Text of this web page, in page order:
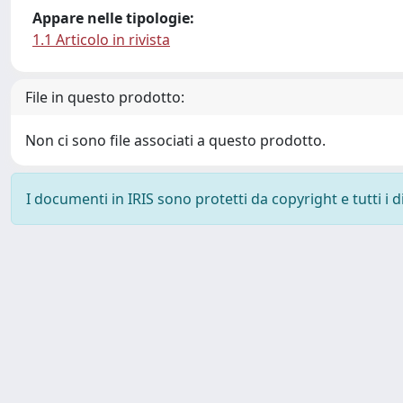
Appare nelle tipologie:
1.1 Articolo in rivista
File in questo prodotto:
Non ci sono file associati a questo prodotto.
I documenti in IRIS sono protetti da copyright e tutti i